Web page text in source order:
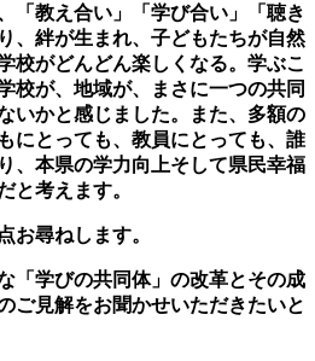
「教え合い」「学び合い」「聴き
、絆が生まれ、子どもたちが自然
校がどんどん楽しくなる。学ぶこ
校が、地域が、まさに一つの共同
いかと感じました。また、多額の
にとっても、教員にとっても、誰
、本県の学力向上そして県民幸福
と考えます。
お尋ねします。
「学びの共同体」の改革とその成
ご見解をお聞かせいただきたいと